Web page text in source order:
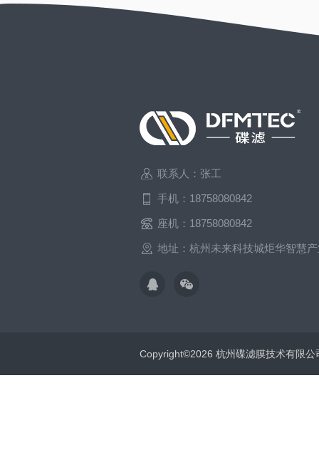
联系人：张工
手机：18758080842
座机：18758080842
地址：杭州未来科技城炬华智慧
Copyright©2026 杭州碟滤膜技术有限